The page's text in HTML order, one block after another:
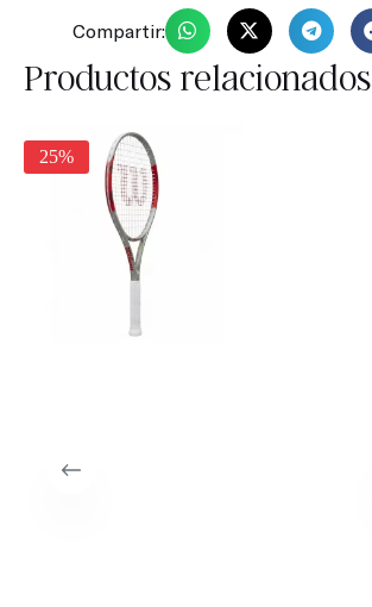
Compartir:
Productos relacionados
25%